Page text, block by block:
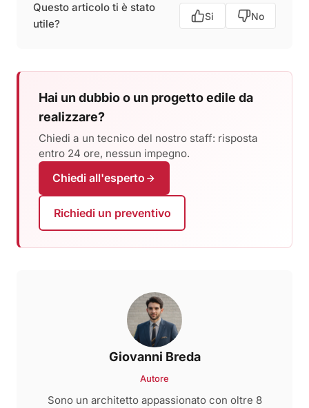
Questo articolo ti è stato
utile?
Si No
Hai un dubbio o un progetto edile da
realizzare?
Chiedi a un tecnico del nostro staff: risposta
entro 24 ore, nessun impegno.
Chiedi all'esperto
Richiedi un preventivo
Giovanni Breda
Autore
Sono un architetto appassionato con oltre 8